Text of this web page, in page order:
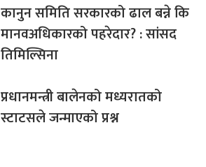
कानुन समिति सरकारको ढाल बन्ने कि
मानवअधिकारको पहरेदार? : सांसद
तिमिल्सिना
प्रधानमन्त्री बालेनको मध्यरातको
स्टाटसले जन्माएको प्रश्न